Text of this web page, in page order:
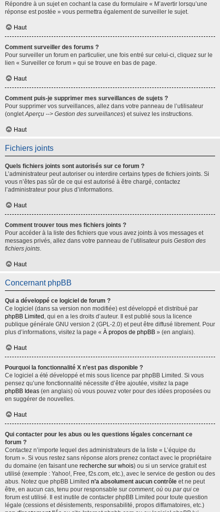
Répondre à un sujet en cochant la case du formulaire « M’avertir lorsqu’une
réponse est postée » vous permettra également de surveiller le sujet.
Haut
Comment surveiller des forums ?
Pour surveiller un forum en particulier, une fois entré sur celui-ci, cliquez sur le
lien « Surveiller ce forum » qui se trouve en bas de page.
Haut
Comment puis-je supprimer mes surveillances de sujets ?
Pour supprimer vos surveillances, allez dans votre panneau de l’utilisateur
(ongletAperçu --> Gestion des surveillances) et suivez les instructions.
Haut
Fichiers joints
Quels fichiers joints sont autorisés sur ce forum ?
L’administrateur peut autoriser ou interdire certains types de fichiers joints. Si
vous n’êtes pas sûr de ce qui est autorisé à être chargé, contactez
l’administrateur pour plus d’informations.
Haut
Comment trouver tous mes fichiers joints ?
Pour accéder à la liste des fichiers que vous avez joints à vos messages et
messages privés, allez dans votre panneau de l’utilisateur puis Gestion des
fichiers joints.
Haut
Concernant phpBB
Qui a développé ce logiciel de forum ?
Ce logiciel (dans sa version non modifiée) est développé et distribué par
phpBB Limited , qui en a les droits d’auteur. Il est publié sous la licence
publique générale GNU version 2 (GPL-2.0) et peut être diffusé librement. Pour
plus d’informations, visitez la page « À propos de phpBB » (en anglais).
Haut
Pourquoi la fonctionnalité X n’est pas disponible ?
Ce logiciel a été développé et mis sous licence par phpBB Limited. Si vous
pensez qu’une fonctionnalité nécessite d’être ajoutée, visitez la page
phpBB Ideas (en anglais) où vous pouvez voter pour des idées proposées ou
en suggérer de nouvelles.
Haut
Qui contacter pour les abus ou les questions légales concernant ce
forum ?
Contactez n’importe lequel des administrateurs de la liste « L’équipe du
forum ». Si vous restez sans réponse alors prenez contact avec le propriétaire
du domaine (en faisant une recherche sur whois) ou si un service gratuit est
utilisé (exemple : Yahoo!, Free, f2s.com, etc.), avec le service de gestion ou des
abus. Notez que phpBB Limited n’a absolument aucun contrôle et ne peut
être, en aucun cas, tenu pour responsable sur comment, où ou par qui ce
forum est utilisé. Il est inutile de contacter phpBB Limited pour toute question
légale (cessions et désistements, responsabilité, propos diffamatoires, etc.)